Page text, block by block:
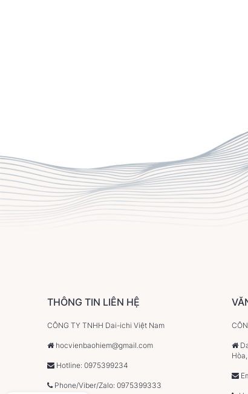
THÔNG TIN LIÊN HỆ
CÔNG TY TNHH Dai-ichi Việt Nam
hocvienbaohiem@gmail.com
Hotline: 0975399234
Phone/Viber/Zalo: 0975399333